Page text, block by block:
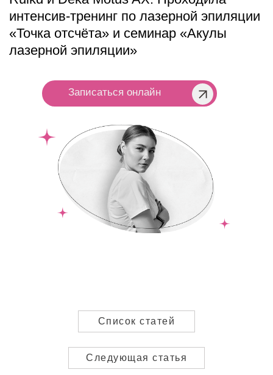
Список статей
Следующая статья
hi@estepil.ru
ООО "ЭСТЭПИЛБЬЮТИ" ©
ОГРН: 1227700703603
ИНН: 9705181521
Пользовательское соглашение
Публичная оферта
Наши адреса
Москва, Предтеченский переулок, д. 21
Приходите с 10:00 до 22:00 без
Бесплатные парковки во всех
пространствах
EST.EPIL Pink (Розовый)
Москва, Голиковский переулок, д. 8
Москва, Васильевская улица, д. 2к1